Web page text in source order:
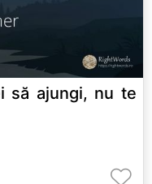
să ajungi, nu te